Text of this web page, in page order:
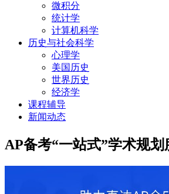
微积分
统计学
计算机科学
历史与社会科学
心理学
美国历史
世界历史
经济学
课程辅导
新闻动态
AP备考“一站式”学术规划